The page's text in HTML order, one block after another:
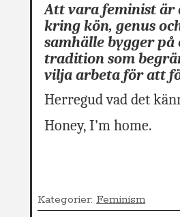
Att vara feminist är
kring kön, genus
samhälle bygger
tradition som
vilja arbeta för att
Herregud vad det
Honey, I’m home.
Kategorier: Feminism